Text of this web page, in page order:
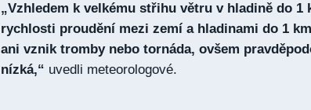
„Vzhledem k velkému střihu větru v hladině do 1
rychlosti proudění mezi zemí a hladinami do 1
ani vznik tromby nebo tornáda, ovšem
nízká,“ uvedli meteorologové.